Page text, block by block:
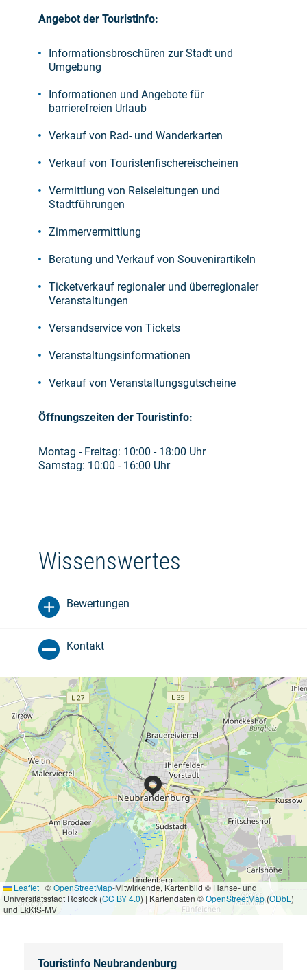
Angebot der Touristinfo:
Informationsbroschüren zur Stadt und
Umgebung
Informationen und Angebote für
barrierefreien Urlaub
Verkauf von Rad- und Wanderkarten
Verkauf von Touristenfischereischeinen
Vermittlung von Reiseleitungen und
Stadtführungen
Zimmervermittlung
Beratung und Verkauf von Souvenirartikeln
Ticketverkauf regionaler und überregionaler
Veranstaltungen
Versandservice von Tickets
Veranstaltungsinformationen
Verkauf von Veranstaltungsgutscheine
Öffnungszeiten der Touristinfo:
Montag - Freitag: 10:00 - 18:00 Uhr
Samstag: 10:00 - 16:00 Uhr
Wissenswertes
Bewertungen
Kontakt
Leaflet | ©OpenStreetMap-Mitwirkende, Kartenbild © Hanse- und
Universitätsstadt Rostock (CC BY 4.0) | Kartendaten ©OpenStreetMap(ODbL )
und LkKfS-MV
Touristinfo Neubrandenburg